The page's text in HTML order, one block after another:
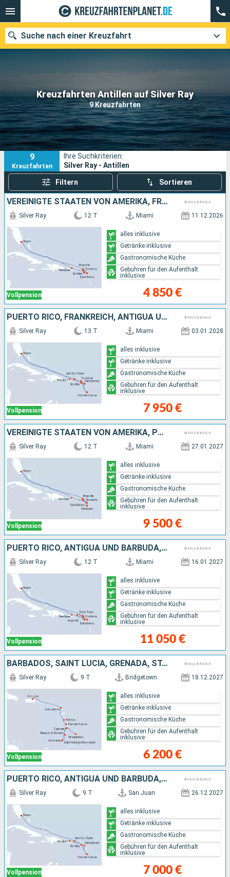
Kreuzfahrten Antillen auf Silver Ray
9 Kreuzfahrten
Suche nach einer Kreuzfahrt
Unsere Ziele
Abfahrtsmonat
Häfen Reedereien
Suchen
9
Kreuzfahrten
Ihre Suchkriterien:
Silver Ray - Antillen
Filtern Sortieren
VEREINIGTE STAATEN VON AMERIKA, FRANKREICH, ANTIGUA UND BARBUDA, ANGUILLA, PUERTO RICO
Vollpension
Silver Ray 12 T Miami 11.12.2026
4 850 €
alles inklusive
Getränke inklusive
Gastronomische Küche
Gebühren für den Aufenthalt
inklusive
PUERTO RICO, FRANKREICH, ANTIGUA UND BARBUDA, VEREINIGTE STAATEN VON AMERIKA
Vollpension
Silver Ray 13 T Miami 03.01.2028
7 950 €
alles inklusive
Getränke inklusive
Gastronomische Küche
Gebühren für den Aufenthalt
inklusive
VEREINIGTE STAATEN VON AMERIKA, PUERTO RICO, ANTIGUA UND BARBUDA, FRANKREICH, ANGUILLA
Vollpension
Silver Ray 12 T Miami 27.01.2027
9 500 €
alles inklusive
Getränke inklusive
Gastronomische Küche
Gebühren für den Aufenthalt
inklusive
PUERTO RICO, ANTIGUA UND BARBUDA, FRANKREICH, ANGUILLA, VEREINIGTE STAATEN VON AMERIKA
Vollpension
Silver Ray 12 T Miami 16.01.2027
11 050 €
alles inklusive
Getränke inklusive
Gastronomische Küche
Gebühren für den Aufenthalt
inklusive
BARBADOS, SAINT LUCIA, GRENADA, ST. VINCENT UND DIE GRENADINEN, DOMINICA, ANTIGUA UND BARBUDA, PUERTO RICO
Vollpension
Silver Ray 9 T Bridgetown 18.12.2027
6 200 €
alles inklusive
Getränke inklusive
Gastronomische Küche
Gebühren für den Aufenthalt
inklusive
PUERTO RICO, ANTIGUA UND BARBUDA, VEREINIGTE STAATEN VON AMERIKA
Vollpension
Silver Ray 9 T San Juan 26.12.2027
7 000 €
alles inklusive
Getränke inklusive
Gastronomische Küche
Gebühren für den Aufenthalt
inklusive